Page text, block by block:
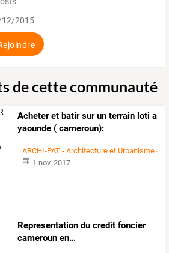
2015
de cette communauté
Acheteret batirsurun terrain loti a
yaounde ( cameroun):
ARCHI-PAT - Architecture et Urbanisme -
1 nov. 2017
Representation du credit foncier
cameroun en…